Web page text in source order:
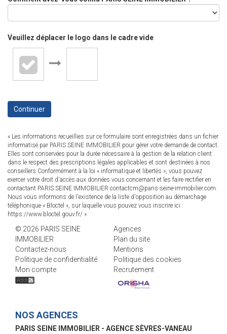
Veuillez déplacer le logo dans le cadre vide
Continuer
« Les informations recueillies sur ce formulaire sont enregistrées dans un fichier
informatisé par PARIS SEINE IMMOBILIER pour gérer votre demande de contact.
Elles sont conservées pour la durée nécessaire à la gestion de la relation client
dans le respect des prescriptions légales applicables et sont destinées à nos
conseillers Conformément à la loi « informatique et libertés », vous pouvez
exercer votre droit d'accès aux données vous concernant et les faire rectifier en
contactant PARIS SEINE IMMOBILIER contactcm@paris-seine-immobilier.com.
Nous vous informons de l'existence de la liste d'opposition au démarchage
téléphonique « Bloctel », sur laquelle vous pouvez vous inscrire ici :
https://www.bloctel.gouv.fr/ »
© 2026 PARIS SEINE
IMMOBILIER
Agences
Plan du site
Contactez-nous
Mentions
Politique de confidentialité
Politique des cookies
Mon compte
Recrutement
NOS AGENCES
PARIS SEINE IMMOBILIER - AGENCE SÈVRES-VANEAU